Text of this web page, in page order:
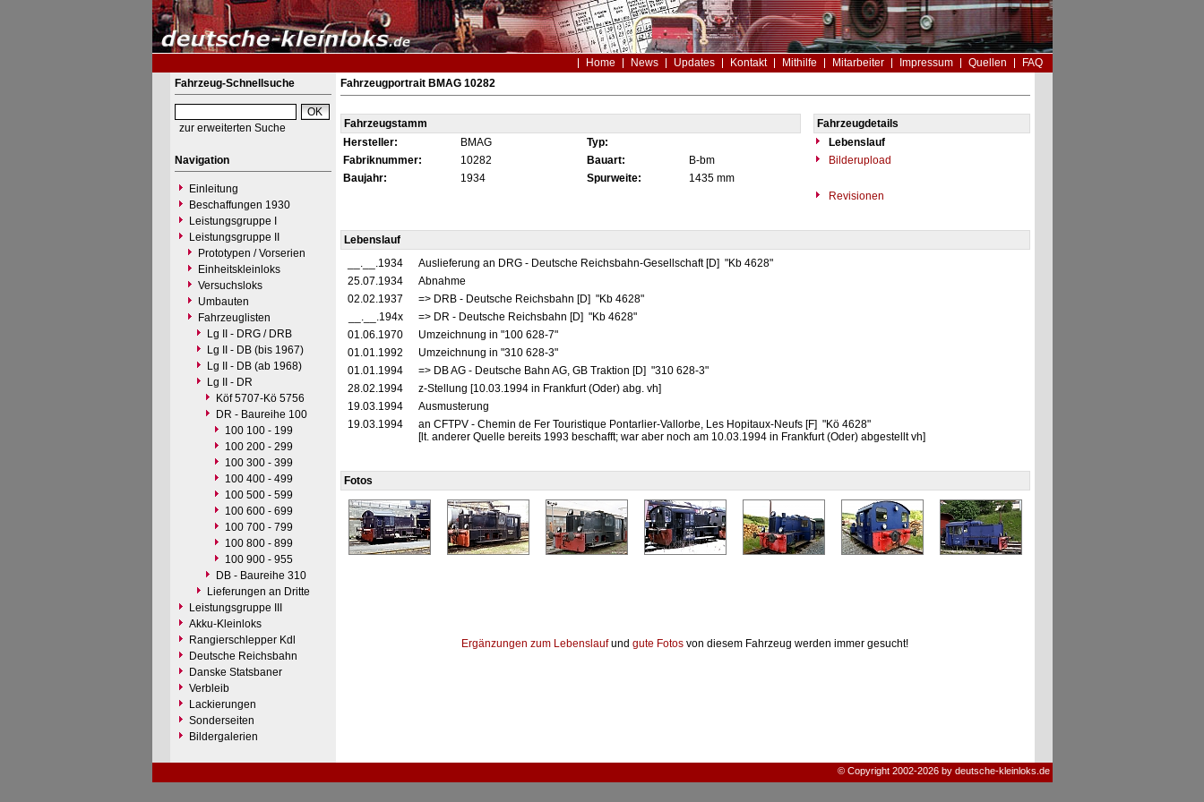
Home News Updates Kontakt Mithilfe Mitarbeiter Impressum Quellen
FAQ
Fahrzeug-Schnellsuche
zur erweiterten Suche
Navigation
Einleitung
Beschaffungen 1930
Leistungsgruppe I
Leistungsgruppe II
Prototypen / Vorserien
Einheitskleinloks
Versuchsloks
Umbauten
Fahrzeuglisten
Lg II - DRG / DRB
Lg II - DB (bis 1967)
Lg II - DB (ab 1968)
Lg II - DR
Köf 5707-Kö 5756
DR - Baureihe 100
100 100 - 199
100 200 - 299
100 300 - 399
100 400 - 499
100 500 - 599
100 600 - 699
100 700 - 799
100 800 - 899
100 900 - 955
DB - Baureihe 310
Lieferungen an Dritte
Leistungsgruppe III
Akku-Kleinloks
Rangierschlepper Kdl
Deutsche Reichsbahn
Danske Statsbaner
Verbleib
Lackierungen
Sonderseiten
Bildergalerien
Fahrzeugportrait BMAG 10282
Fahrzeugstamm
Fahrzeugdetails
Hersteller:
BMAG Typ:
Lebenslauf
Fabriknummer:
10282 Bauart: B-bm
Bilderupload
Baujahr:
1934 Spurweite:
1435 mm
Revisionen
Lebenslauf
__.__.1934
Auslieferung an DRG - Deutsche Reichsbahn-Gesellschaft [D] "Kb 4628"
25.07.1934
Abnahme
02.02.1937
=> DRB - Deutsche Reichsbahn [D] "Kb 4628"
__.__.194x
=> DR - Deutsche Reichsbahn [D] "Kb 4628"
01.06.1970
Umzeichnung in "100 628-7"
01.01.1992
Umzeichnung in "310 628-3"
01.01.1994
=> DB AG - Deutsche Bahn AG, GB Traktion [D] "310 628-3"
28.02.1994
z-Stellung [10.03.1994 in Frankfurt (Oder) abg. vh]
19.03.1994
Ausmusterung
19.03.1994
an CFTPV - Chemin de Fer Touristique Pontarlier-Vallorbe, Les Hopitaux-Neufs [F] "Kö 4628"
[lt. anderer Quelle bereits 1993 beschafft; war aber noch am 10.03.1994 in Frankfurt (Oder) abgestellt vh]
Fotos
Ergänzungen zum Lebenslaufund gute Fotos von diesem Fahrzeug werden immer gesucht!
© Copyright 2002-2026 by deutsche-kleinloks.de